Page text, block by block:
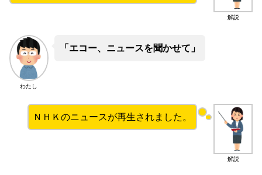
解説
わたし
「エコー、ニュースを聞かせて」
解説
ＮＨＫのニュースが再生されました。